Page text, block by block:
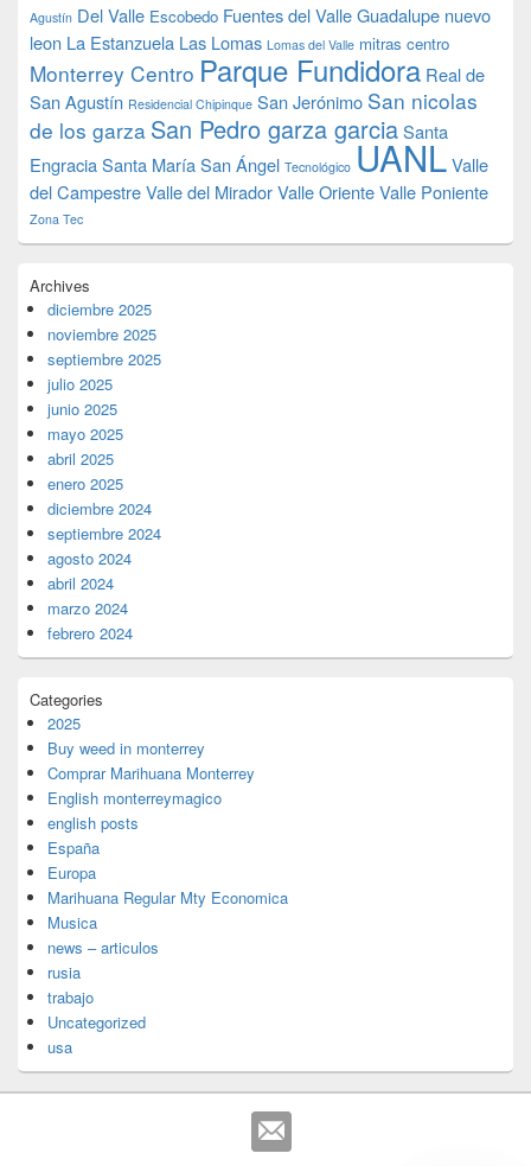
Agustín Del Valle Escobedo Fuentes del ValleGuadalupe nuevo
leon La Estanzuela Las Lomas Lomas del Valle mitras centro
Monterrey Centro Parque Fundidora Real de
San Agustín Residencial Chipinque San Jerónimo San nicolas
de los garza San Pedro garza garciaSanta
EngraciaSanta MaríaSan Ángel Tecnológico UANLValle
del CampestreValle del MiradorValle OrienteValle Poniente
Zona Tec
Archives
diciembre 2025
noviembre 2025
septiembre 2025
julio 2025
junio 2025
mayo 2025
abril 2025
enero 2025
diciembre 2024
septiembre 2024
agosto 2024
abril 2024
marzo 2024
febrero 2024
Categories
2025
Buy weed in monterrey
Comprar Marihuana Monterrey
English monterreymagico
english posts
España
Europa
Marihuana Regular Mty Economica
Musica
news – articulos
rusia
trabajo
Uncategorized
usa